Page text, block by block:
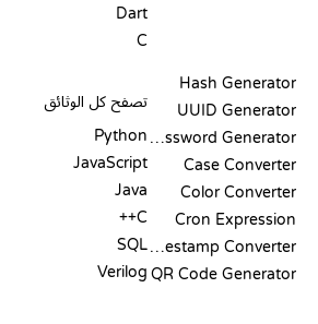
Dart
C
Hash Generator
UUID Generator
Password Generator
Case Converter
Color Converter
Cron Expression
Timestamp Converter
QR Code Generator
تصفح كل الوثائق
Python
JavaScript
Java
C++
SQL
Verilog